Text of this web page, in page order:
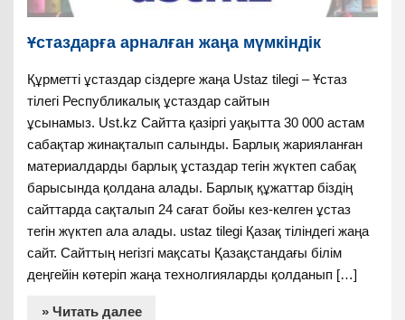
Ұстаздарға арналған жаңа мүмкіндік
Құрметті ұстаздар сіздерге жаңа Ustaz tilegi – Ұстаз
тілегі Республикалық ұстаздар сайтын
ұсынамыз. Ust.kz Сайтта қазіргі уақытта 30 000 астам
сабақтар жинақталып салынды. Барлық жарияланған
материалдарды барлық ұстаздар тегін жүктеп сабақ
барысында қолдана алады. Барлық құжаттар біздің
сайттарда сақталып 24 сағат бойы кез-келген ұстаз
тегін жүктеп ала алады. ustaz tilegi Қазақ тіліндегі жаңа
сайт. Сайттың негізгі мақсаты Қазақстандағы білім
деңгейін көтеріп жаңа технолгияларды қолданып […]
» Читать далее